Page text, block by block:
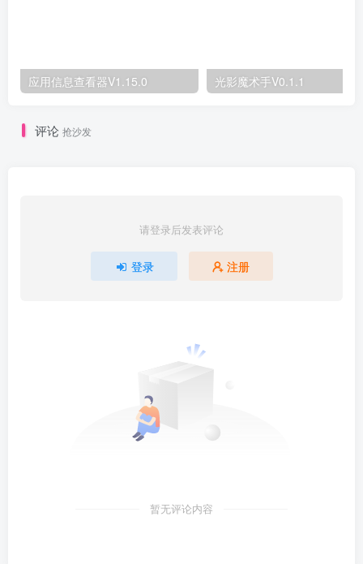
应用信息查看器V1.15.0 光影魔术手V0.1.1
评论 抢沙发
请登录后发表评论
登录 注册
暂无评论内容